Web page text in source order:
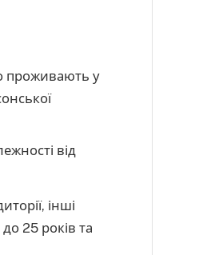
проживають у
від
інші
25 років та